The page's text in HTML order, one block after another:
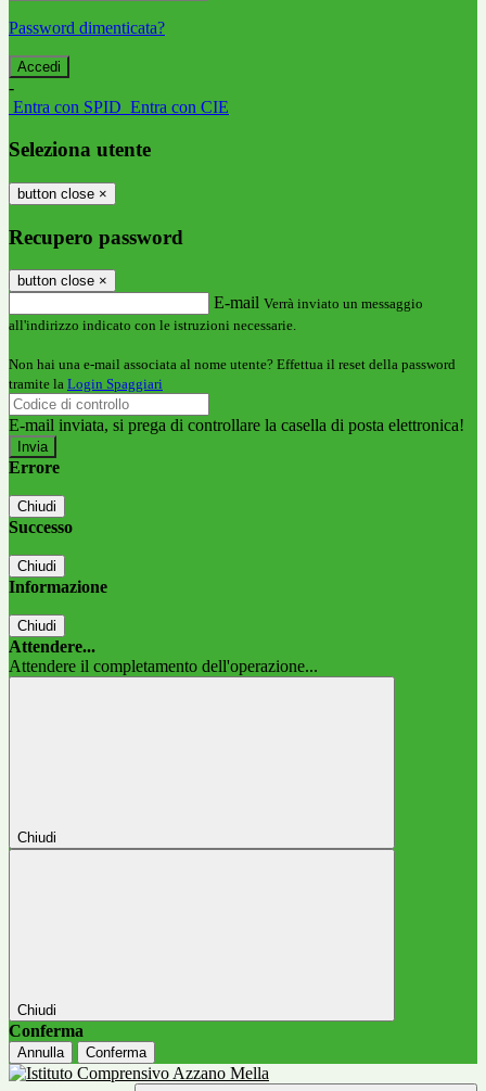
Password dimenticata?
-
Entra con SPID Entra con CIE
Seleziona utente
button close ×
Recupero password
button close ×
E-mail Verrà inviato un messaggio
all'indirizzo indicato con le istruzioni necessarie.
Non hai una e-mail associata al nome utente? Effettua il reset della password
tramite la Login Spaggiari
E-mail inviata, si prega di controllare la casella di posta elettronica!
Errore
Chiudi
Successo
Chiudi
Informazione
Chiudi
Attendere...
Attendere il completamento dell'operazione...
Chiudi
Chiudi
Conferma
Annulla Conferma